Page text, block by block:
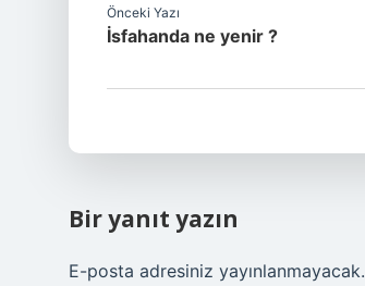
Önceki Yazı
İsfahanda ne yenir ?
Bir yanıt yazın
E-posta adresiniz yayınlanmayacak.